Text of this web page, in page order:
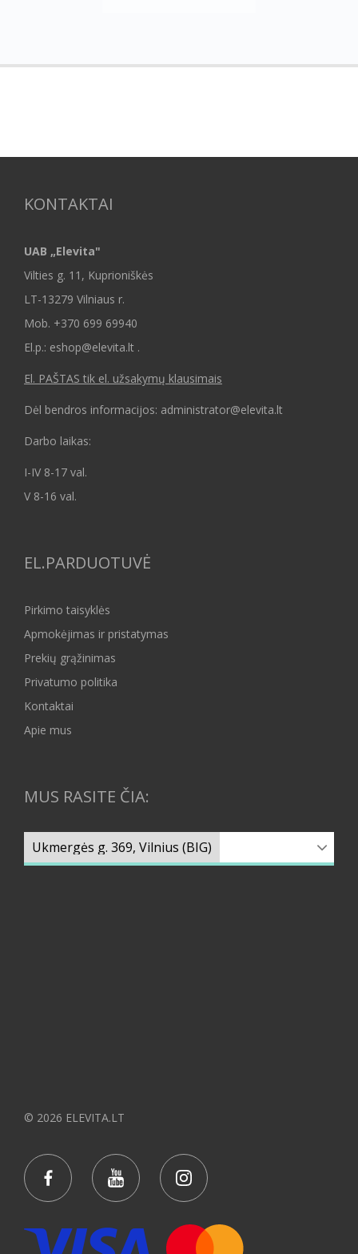
KONTAKTAI
UAB „Elevita"
Vilties g. 11, Kuprioniškės
LT-13279 Vilniaus r.
Mob. +370 699 69940
El.p.: eshop@elevita.lt .
El. PAŠTAS tik el. užsakymų klausimais
Dėl bendros informacijos: administrator@elevita.lt
Darbo laikas:
I-IV 8-17 val.
V 8-16 val.
EL.PARDUOTUVĖ
Pirkimo taisyklės
Apmokėjimas ir pristatymas
Prekių grąžinimas
Privatumo politika
Kontaktai
Apie mus
MUS RASITE ČIA:
© 2026 ELEVITA.LT